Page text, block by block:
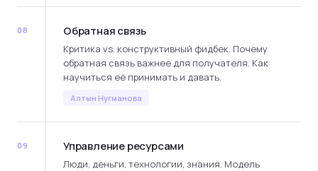
08 Обратная связь
Критика vs. конструктивный фидбек. Почему
обратная связь важнее для получателя. Как
научиться её принимать и давать.
Алтын Нугманова
09 Управление ресурсами
Люди, деньги, технологии, знания. Модель